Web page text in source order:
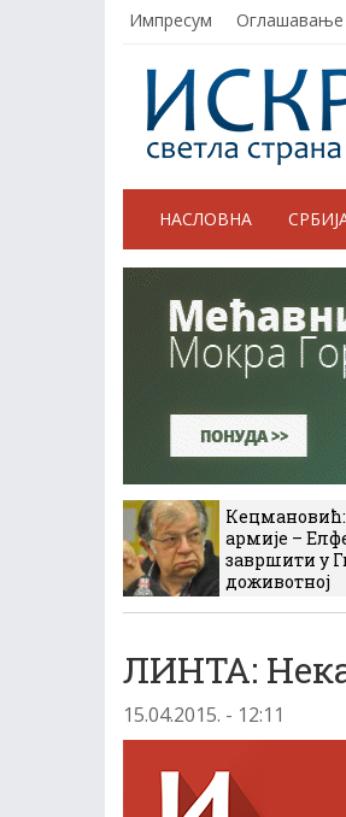
Импресум Оглашавање
НАСЛОВНА
армије –
завршити у
доживотној
ЛИНТА:
15.04.2015. - 12:11